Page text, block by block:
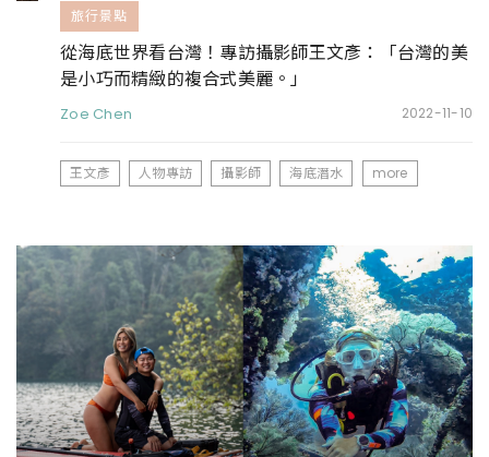
旅行景點
從海底世界看台灣！專訪攝影師王文彥：「台灣的美
是小巧而精緻的複合式美麗。」
Zoe Chen 2022-11-10
王文彥 人物專訪 攝影師 海底潛水 more